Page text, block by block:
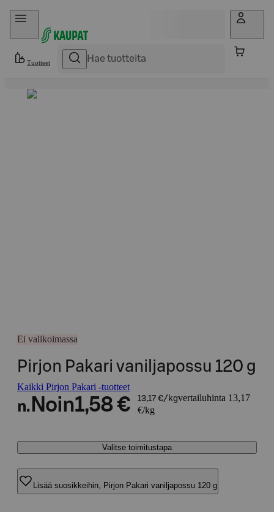
Hyppää sisältöön
Tuotteet
Ei valikoimassa
Pirjon Pakari vaniljapossu 120 g
Kaikki Pirjon Pakari -tuotteet
n. Noin1,58 € 13,17 €/kgvertailuhinta 13,17
€/kg
Valitse toimitustapa
Lisää suosikkeihin, Pirjon Pakari vaniljapossu 120 g